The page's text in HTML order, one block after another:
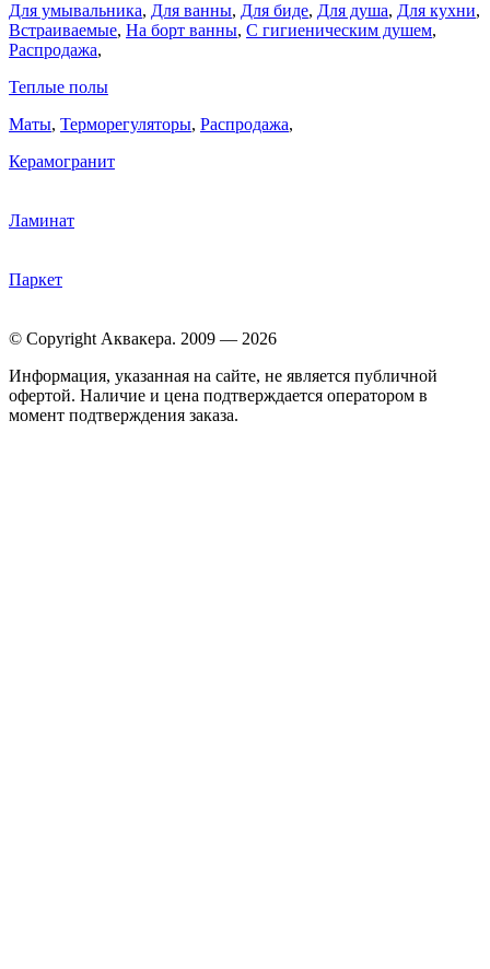
Для умывальника, Для ванны, Для биде, Для душа, Для кухни,
Встраиваемые, На борт ванны, C гигиеническим душем,
Распродажа,
Теплые полы
Маты, Терморегуляторы, Распродажа,
Керамогранит
Ламинат
Паркет
© Copyright Аквакера. 2009 — 2026
Информация, указанная на сайте, не является публичной
офертой. Наличие и цена подтверждается оператором в
момент подтверждения заказа.